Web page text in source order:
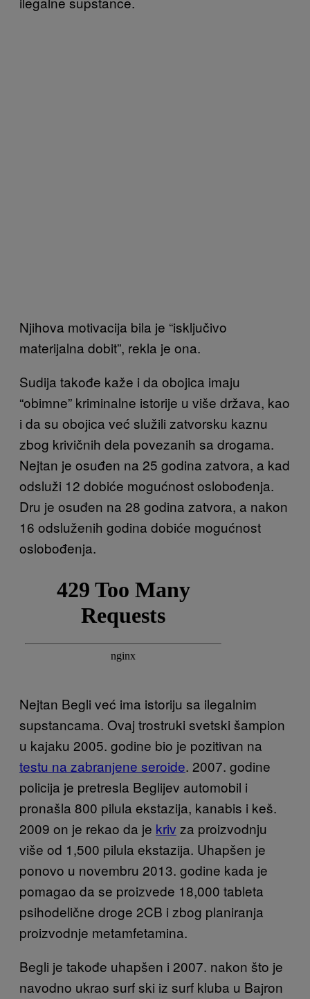
Njihova motivacija bila je “isključivo
materijalna dobit”, rekla je ona.
Sudija takođe kaže i da obojica imaju
“obimne” kriminalne istorije u više država, kao
i da su obojica već služili zatvorsku kaznu
zbog krivičnih dela povezanih sa drogama.
Nejtan je osuđen na 25 godina zatvora, a kad
odsluži 12 dobiće mogućnost oslobođenja.
Dru je osuđen na 28 godina zatvora, a nakon
16 odsluženih godina dobiće mogućnost
oslobođenja.
Nejtan Begli već ima istoriju sa ilegalnim
supstancama. Ovaj trostruki svetski šampion
u kajaku 2005. godine bio je pozitivan na
testu na zabranjene seroide. 2007. godine
policija je pretresla Beglijev automobil i
pronašla 800 pilula ekstazija, kanabis i keš.
2009 on je rekao da je kriv za proizvodnju
više od 1,500 pilula ekstazija. Uhapšen je
ponovo u novembru 2013. godine kada je
pomagao da se proizvede 18,000 tableta
psihodelične droge 2CB i zbog planiranja
proizvodnje metamfetamina.
Begli je takođe uhapšen i 2007. nakon što je
navodno ukrao surf ski iz surf kluba u Bajron